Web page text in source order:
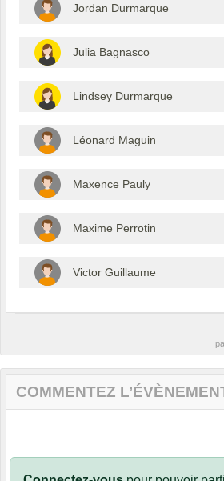
Jordan Durmarque
Julia Bagnasco
Lindsey Durmarque
Léonard Maguin
Maxence Pauly
Maxime Perrotin
Victor Guillaume
COMMENTEZ